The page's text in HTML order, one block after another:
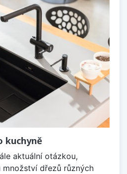
kuchyně
aktuální otázkou,
dřezů různých